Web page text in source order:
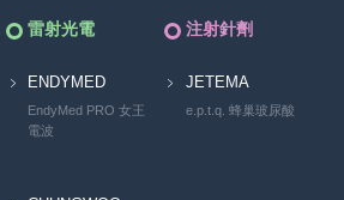
雷射光電
ENDYMED
EndyMed PRO 女王
電波
注射針劑
JETEMA
e.p.t.q. 蜂巢玻尿酸